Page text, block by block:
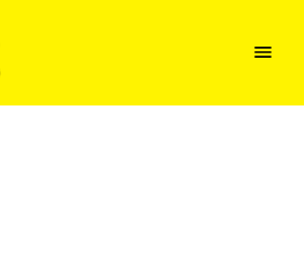
Menu